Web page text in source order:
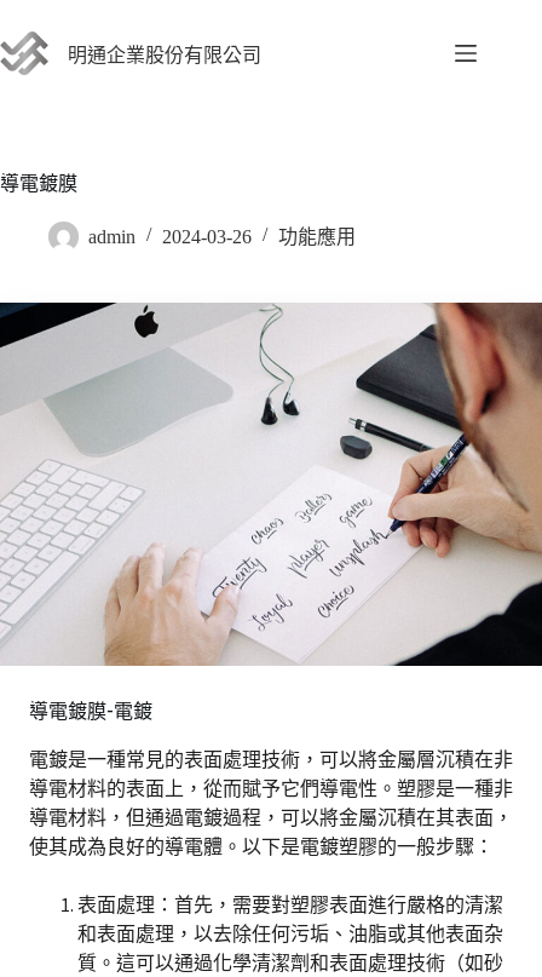
至
主
明通企業股份有限公司
導電鍍膜
admin 2024-03-26 功能應用
導電鍍膜-電鍍
電鍍是一種常見的表面處理技術，可以將金屬層沉積在非
導電材料的表面上，從而賦予它們導電性。塑膠是一種非
導電材料，但通過電鍍過程，可以將金屬沉積在其表面，
使其成為良好的導電體。以下是電鍍塑膠的一般步驟：
表面處理：首先，需要對塑膠表面進行嚴格的清潔
和表面處理，以去除任何污垢、油脂或其他表面杂
質。這可以通過化學清潔劑和表面處理技術（如砂